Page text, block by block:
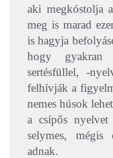
aki megkóstolja
meg is marad
is hagyja
hogy gyakran
sertésfüllel, -
felhívják a
nemes húsok
a csípős
selymes, mégis
adnak.